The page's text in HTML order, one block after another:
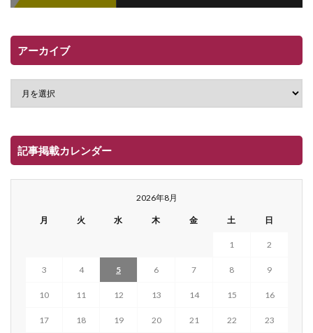
アーカイブ
記事掲載カレンダー
2026年8月
月 火 水 木 金 土 日
1 2
3 4 5 6 7 8 9
10 11 12 13 14 15 16
17 18 19 20 21 22 23